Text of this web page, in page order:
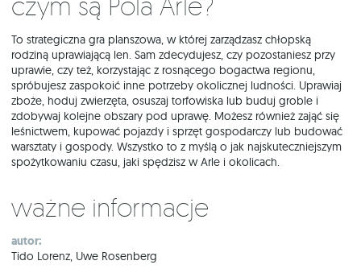
To strategiczna gra planszowa, w której zarządzasz chłopską
rodziną uprawiającą len. Sam zdecydujesz, czy pozostaniesz przy
uprawie, czy też, korzystając z rosnącego bogactwa regionu,
spróbujesz zaspokoić inne potrzeby okolicznej ludności. Uprawiaj
zboże, hoduj zwierzęta, osuszaj torfowiska lub buduj groble i
zdobywaj kolejne obszary pod uprawę. Możesz również zająć się
leśnictwem, kupować pojazdy i sprzęt gospodarczy lub budować
warsztaty i gospody. Wszystko to z myślą o jak najskuteczniejszym
spożytkowaniu czasu, jaki spędzisz w Arle i okolicach.
Ważne informacje
autor:
Tido Lorenz, Uwe Rosenberg